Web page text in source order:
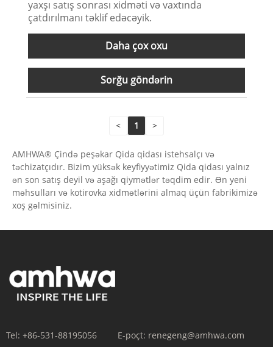
yaxşı satış sonrası xidməti və vaxtında
çatdırılmanı təklif edəcəyik.
Daha çox oxu
Sorğu göndərin
< 1 >
AMHWA® Çində peşəkar Qida qidası istehsalçı və
təchizatçıdır. Bizim yüksək keyfiyyətimiz Qida qidası yalnız
ən son satış deyil və aşağı qiymətlər təqdim edir. Ən yeni
məhsulları və kotirovka xidmətlərini almaq üçün fabrikimizə
xoş gəlmisiniz.
Tel: +86-531-88195056 E-poçt: renegeng@amhwa.com